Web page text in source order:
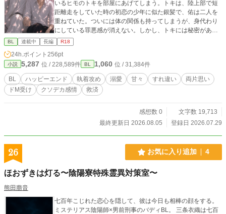
いるヒモのトキを部屋にあげてしまう。トキは、陸上部で短
距離走をしていた時の初恋の少年に似た銀髪で、佑は二人を
重ねていた。ついには体の関係も持ってしまうが、身代わり
にしている罪悪感が消えない。しかし、トキには秘密があっ
た。 約束を守れなかった男と、約束を忘れられなかった男の
切ないBL。 ２. さよならの続きは、まだ知らない 大学３年で
他の大学に編入した春野凪。そこで高校時代の元恋人、佐伯
晃に再会してしまう。お互い別の大学に行ったはずなのに、
数奇なめぐりあわせに動揺する凪。一冊の本を通して、再び
結ばれる縁。 激重クソデカ感情持ちの執着攻め×初恋を自ら
の手で終わらせた呵責に苦しむ受けカップル。 ※「小説家に
字のチェック、画像生成のみ使用しております。
BL 連載中 長編 R18
24h.ポイント 256pt
小説 5,287 位 / 228,589件 BL 1,060 位 / 31,384件
BL ハッピーエンド 執着攻め 溺愛 甘々 すれ違い
両片思い
ドM受け
クソデカ感情 救済
感想数 0
文字数 19,713
最終更新日 2026.08.05
登録日 2026.07.29
26 お気に入り追加 4
ほおずきは灯る〜陰陽寮特殊霊異対策室〜
熊田萠音
七百年こじれた恋心を隠して、彼は今日も相棒の顔をする。
ミステリアス陰陽師×男前刑事のバディBL。 三条衣織は七百